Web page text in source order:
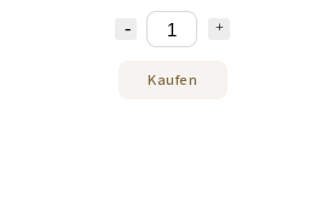
Kaufen